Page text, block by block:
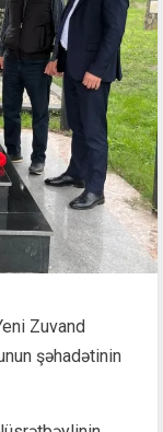
Zuvand
şəhadətinin